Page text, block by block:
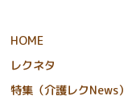
HOME
レクネタ
特集（介護レクNews）